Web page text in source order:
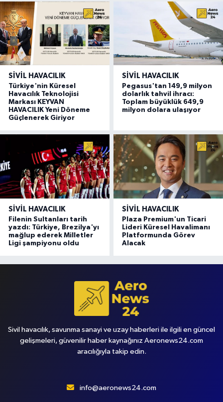
SIVIL HAVACILIK
Türkiye'nin Küresel
Havacılık Teknolojisi
Markası KEYVAN
HAVACILIK Yeni Döneme
Güçlenerek Giriyor
SIVIL HAVACILIK
Pegasus'tan 149,9 milyon
dolarlık tahvil ihracı:
Toplam büyüklük 649,9
milyon dolara ulaşıyor
SIVIL HAVACILIK
Filenin Sultanları tarih
yazdı: Türkiye, Brezilya'yı
mağlup ederek Milletler
Ligi şampiyonu oldu
SIVIL HAVACILIK
Plaza Premium'un Ticari
Lideri Küresel Havalimanı
Platformunda Görev
Alacak
Sivil havacılık, savunma sanayi ve uzay haberleri ile ilgili en güncel
gelişmeleri, güvenilir haber kaynağınız Aeronews24.com
aracılığıyla takip edin.
info@aeronews24.com